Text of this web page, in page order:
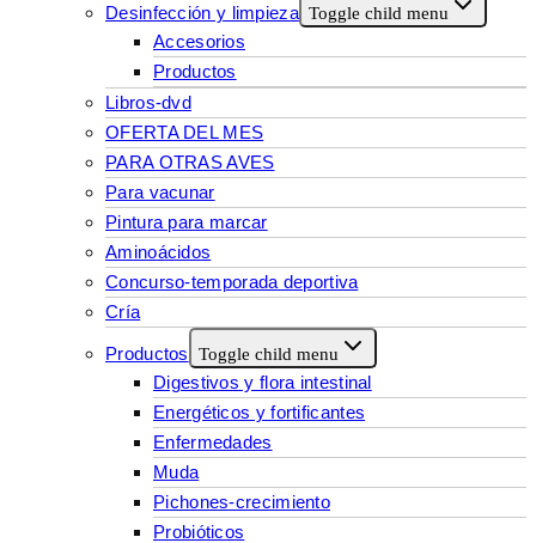
Desinfección y limpieza Toggle child menu
Accesorios
Productos
Libros-dvd
OFERTA DEL MES
PARA OTRAS AVES
Para vacunar
Pintura para marcar
Aminoácidos
Concurso-temporada deportiva
Cría
Productos Toggle child menu
Digestivos y flora intestinal
Energéticos y fortificantes
Enfermedades
Muda
Pichones-crecimiento
Probióticos